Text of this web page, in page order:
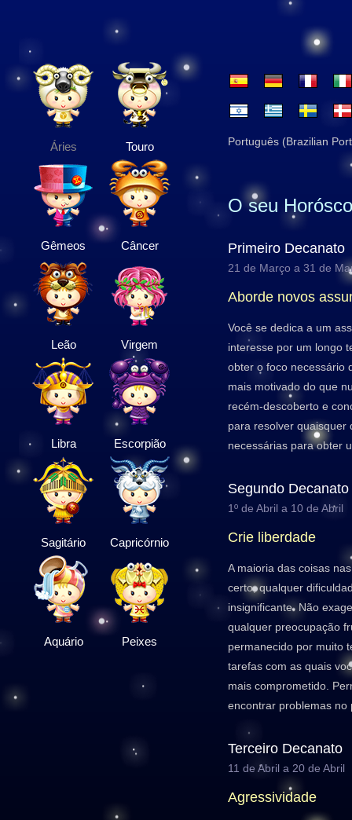
Áries Touro
Gêmeos Câncer
Leão Virgem
Libra Escorpião
Sagitário Capricórnio
Aquário Peixes
Português (Brazilian
O seu
Primeiro Decanato
21 de Março a 31 de
Aborde novos
Você se dedica a um
interesse por um longo
obter o foco necessário
mais motivado do que
recém-descoberto e
para resolver quaisquer
necessárias para obter
Segundo Decanato
1º de Abril a 10 de Abril
Crie liberdade
A maioria das coisas
certo, qualquer
insignificante. Não
qualquer preocupação
permanecido por muito
tarefas com as quais
mais comprometido.
encontrar problemas no
Terceiro Decanato
11 de Abril a 20 de Abril
Agressividade